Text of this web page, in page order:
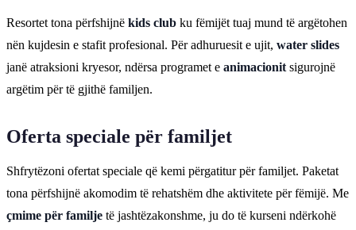
Resortet tona përfshijnë kids club ku fëmijët tuaj mund të argëtohen
nën kujdesin e stafit profesional. Për adhuruesit e ujit, water slides
janë atraksioni kryesor, ndërsa programet e animacionitsigurojnë
argëtim për të gjithë familjen.
Oferta speciale për familjet
Shfrytëzoni ofertat speciale që kemi përgatitur për familjet. Paketat
tona përfshijnë akomodim të rehatshëm dhe aktivitete për fëmijë. Me
çmime për familje të jashtëzakonshme, ju do të kurseni ndërkohë